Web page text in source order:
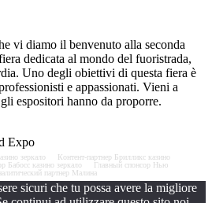
vi diamo il benvenuto alla seconda
dedicata al mondo del fuoristrada,
Uno degli obiettivi di questa fiera è
e appassionati. Vieni a
espositori hanno da proporre.
Expo
зеркало Контент-партнер Брилликс казино
Бабосс казино зеркало Главный спонсор Нью
партнер Малина
sicuri che tu possa avere la migliore